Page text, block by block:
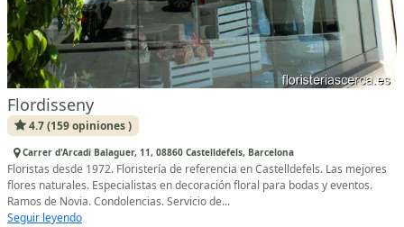
Flordisseny
4.7 (159 opiniones )
Carrer d'Arcadi Balaguer, 11, 08860 Castelldefels, Barcelona
Floristas desde 1972. Floristería de referencia en Castelldefels. Las mejores
flores naturales. Especialistas en decoración floral para bodas y eventos.
Ramos de Novia. Condolencias. Servicio de...
Seguir leyendo